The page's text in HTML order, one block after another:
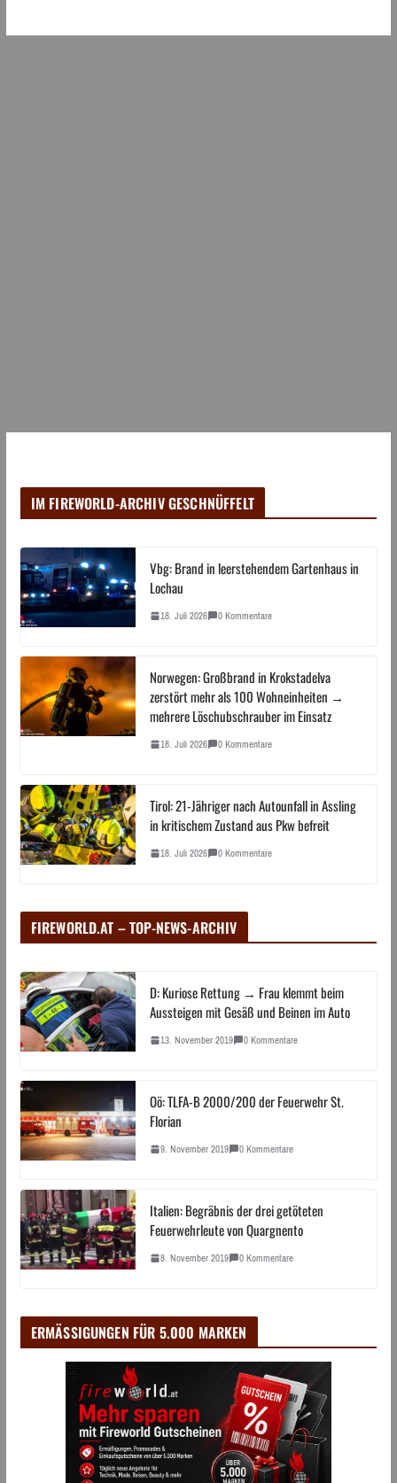
IM FIREWORLD-ARCHIV GESCHNÜFFELT
Vbg: Brand in leerstehendem Gartenhaus in
Lochau
18. Juli 2026 0 Kommentare
Norwegen: Großbrand in Krokstadelva
zerstört mehr als 100 Wohneinheiten →
mehrere Löschubschrauber im Einsatz
18. Juli 2026 0 Kommentare
Tirol: 21-Jähriger nach Autounfall in Assling
in kritischem Zustand aus Pkw befreit
18. Juli 2026 0 Kommentare
FIREWORLD.AT – TOP-NEWS-ARCHIV
D: Kuriose Rettung → Frau klemmt beim
Aussteigen mit Gesäß und Beinen im Auto
13. November 2019 0 Kommentare
Oö: TLFA-B 2000/200 der Feuerwehr St.
Florian
9. November 2019 0 Kommentare
Italien: Begräbnis der drei getöteten
Feuerwehrleute von Quargnento
8. November 2019 0 Kommentare
ERMÄSSIGUNGEN FÜR 5.000 MARKEN